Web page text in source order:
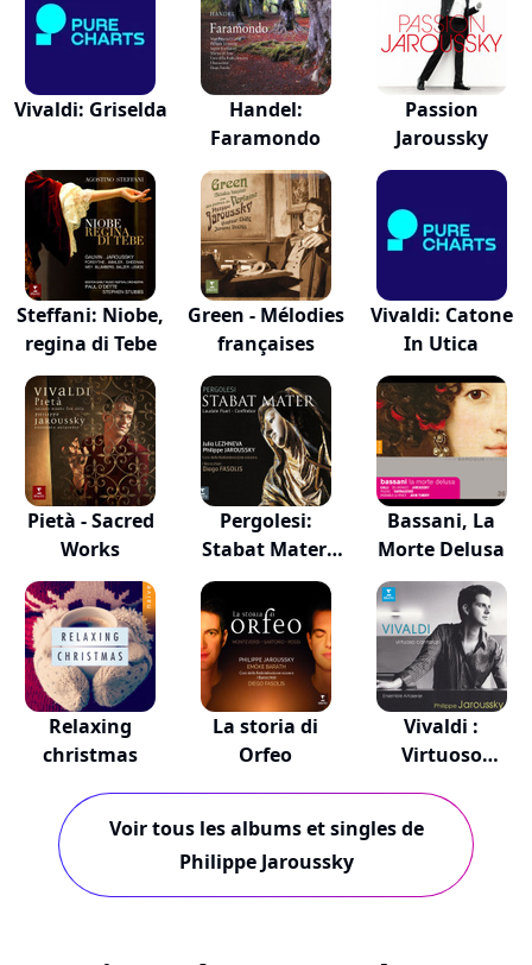
Vivaldi: Griselda
Handel:
Faramondo
Passion
Jaroussky
Steffani: Niobe,
regina di Tebe
Green - Mélodies
françaises
Vivaldi: Catone
In Utica
Pietà - Sacred
Works
Pergolesi:
Stabat Mater,
Laud...
Bassani, La
Morte Delusa
Relaxing
christmas
La storia di
Orfeo
Vivaldi :
Virtuoso
Voir tous les albums et singles de
Philippe Jaroussky